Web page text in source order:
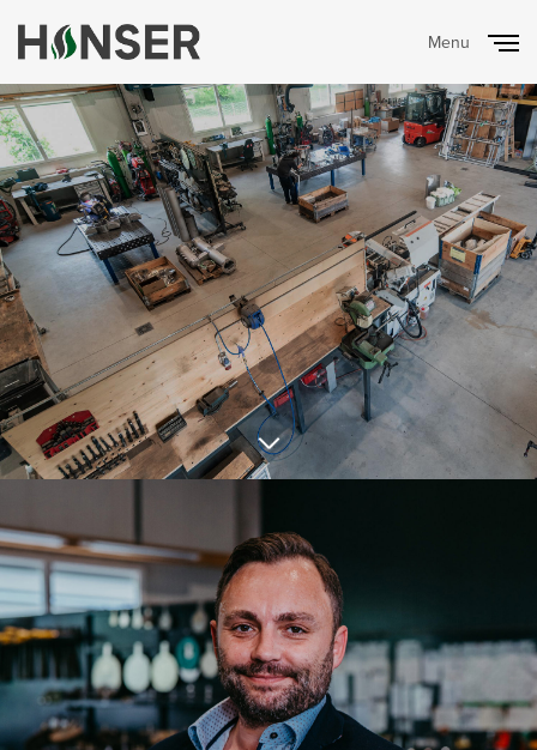
Menu